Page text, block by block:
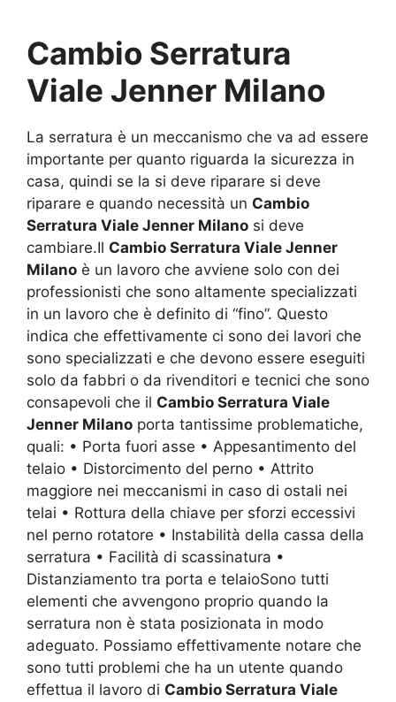
Cambio Serratura
Viale Jenner Milano
La serratura è un meccanismo che va ad essere
importante per quanto riguarda la sicurezza in
casa, quindi se la si deve riparare si deve
riparare e quando necessità un Cambio
Serratura Viale Jenner Milano si deve
cambiare.Il Cambio Serratura Viale Jenner
Milano è un lavoro che avviene solo con dei
professionisti che sono altamente specializzati
in un lavoro che è definito di “fino”. Questo
indica che effettivamente ci sono dei lavori che
sono specializzati e che devono essere eseguiti
solo da fabbri o da rivenditori e tecnici che sono
consapevoli che il Cambio Serratura Viale
Jenner Milano porta tantissime problematiche,
quali: • Porta fuori asse • Appesantimento del
telaio • Distorcimento del perno • Attrito
maggiore nei meccanismi in caso di ostali nei
telai • Rottura della chiave per sforzi eccessivi
nel perno rotatore • Instabilità della cassa della
serratura • Facilità di scassinatura •
Distanziamento tra porta e telaioSono tutti
elementi che avvengono proprio quando la
serratura non è stata posizionata in modo
adeguato. Possiamo effettivamente notare che
sono tutti problemi che ha un utente quando
effettua il lavoro di Cambio Serratura Viale